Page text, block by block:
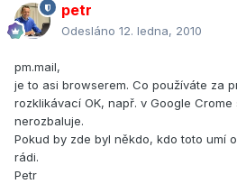
petr
Odesláno 12. ledna, 2010
pm.mail,
je to asi browserem. Co používáte za
rozklikávací OK, např. v Google Crome
nerozbaluje.
Pokud by zde byl někdo, kdo toto umí
rádi.
Petr